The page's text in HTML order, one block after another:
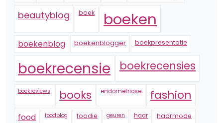
beautyblog boek boeken
boekenblog boekenblogger boekpresentatie
boekrecensie boekrecensies
boekreviews books endometriose fashion
food foodblog foodie geuren haar haarmode